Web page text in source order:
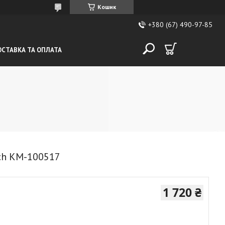
Кошик
+380 (67) 490-97-85
ТА ОПЛАТА
KM-100517
1 720 ₴